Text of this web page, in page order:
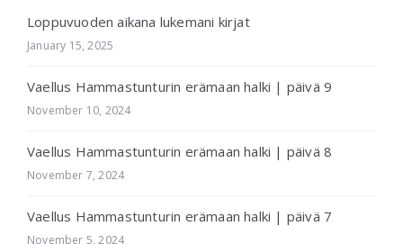
Loppuvuoden aikana lukemani kirjat
January 15, 2025
Vaellus Hammastunturin erämaan halki | päivä 9
November 10, 2024
Vaellus Hammastunturin erämaan halki | päivä 8
November 7, 2024
Vaellus Hammastunturin erämaan halki | päivä 7
November 5, 2024